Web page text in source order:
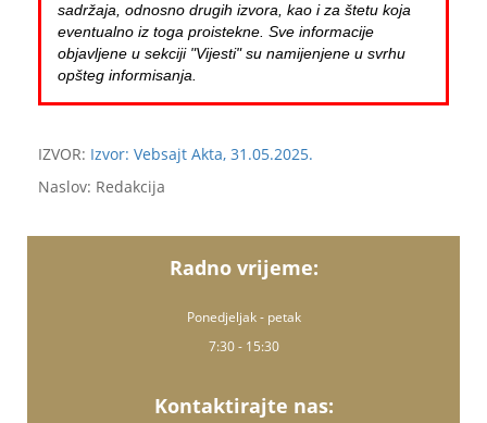
sadržaja, odnosno drugih izvora, kao i za štetu koja
eventualno iz toga proistekne. Sve informacije
objavljene u sekciji "Vijesti" su namijenjene u svrhu
opšteg informisanja.
IZVOR: Izvor: Vebsajt Akta, 31.05.2025.
Naslov: Redakcija
Radno vrijeme:
Ponedjeljak - petak
7:30 - 15:30
Kontaktirajte nas: